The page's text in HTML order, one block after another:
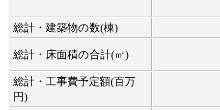
総計・建築物の数(棟)
総計・床面積の合計(㎡)
総計・工事費予定額(百万
円)